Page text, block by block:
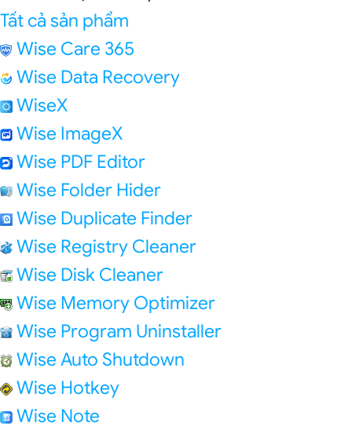
Tất cả sản phẩm
Wise Care 365
Wise Data Recovery
WiseX
Wise ImageX
Wise PDF Editor
Wise Folder Hider
Wise Duplicate Finder
Wise Registry Cleaner
Wise Disk Cleaner
Wise Memory Optimizer
Wise Program Uninstaller
Wise Auto Shutdown
Wise Hotkey
Wise Note